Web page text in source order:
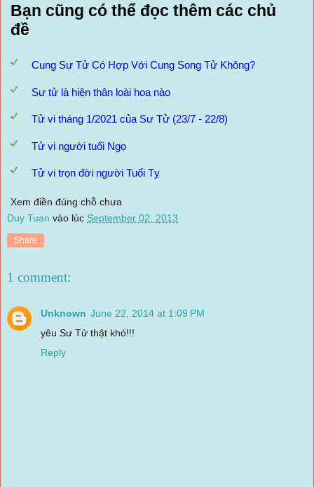
Bạn cũng có thể đọc thêm các chủ
đề
Cung Sư Tử Có Hợp Với Cung Song Tử Không?
Sư tử là hiện thân loài hoa nào
Tử vi tháng 1/2021 của Sư Tử (23/7 - 22/8)
Tử vi người tuổi Ngọ
Tử vi trọn đời người Tuổi Tỵ
Xem điền đúng chỗ chưa
Duy Tuan vào lúc September 02, 2013
Share
1 comment:
Unknown June 22, 2014 at 1:09 PM
yêu Sư Tử thật khó!!!
Reply